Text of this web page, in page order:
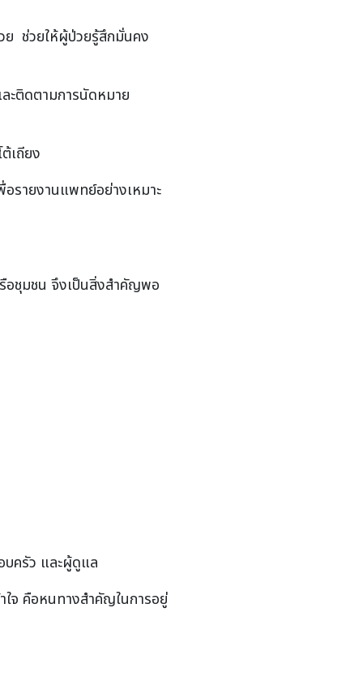
ย ช่วยให้ผู้ป่วยรู้สึกมั่นคง
ะติดตามการนัดหมาย
เถียง
รายงานแพทย์อย่างเหมาะ
อชุมชน จึงเป็นสิ่งสำคัญพอ
บครัว และผู้ดูแล
ใจ คือหนทางสำคัญในการอยู่